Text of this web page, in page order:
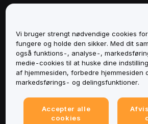
Tjenester
Support
Juridisk
Vi bruger strengt nødvendige cookies
fungere og holde den sikker. Med dit
også funktions-, analyse-,
medie-cookies til at huske dine
af hjemmesiden, forbedre hjemmesiden
markedsførings- og delingsfunktioner.
Accepter alle
cookies